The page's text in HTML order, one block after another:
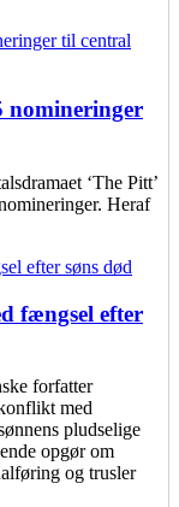
nomineringer
‘The Pitt’
Heraf
fængsel efter
forfatter
med
pludselige
opgør om
og trusler